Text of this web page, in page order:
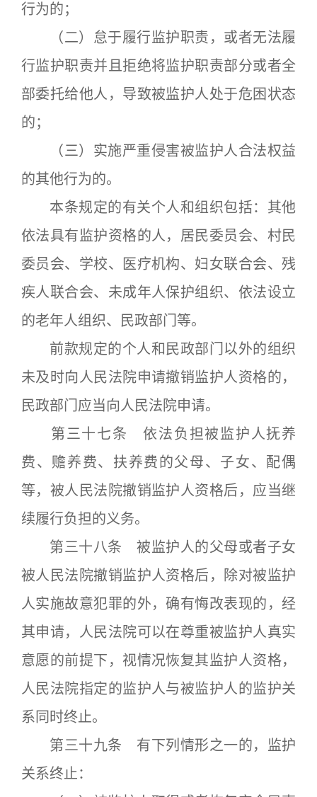
行为的；
（二）怠于履行监护职责，或者无法履
行监护职责并且拒绝将监护职责部分或者全
部委托给他人，导致被监护人处于危困状态
的；
（三）实施严重侵害被监护人合法权益
的其他行为的。
本条规定的有关个人和组织包括：其他
依法具有监护资格的人，居民委员会、村民
委员会、学校、医疗机构、妇女联合会、残
疾人联合会、未成年人保护组织、依法设立
的老年人组织、民政部门等。
前款规定的个人和民政部门以外的组织
未及时向人民法院申请撤销监护人资格的，
民政部门应当向人民法院申请。
第三十七条 依法负担被监护人抚养
费、赡养费、扶养费的父母、子女、配偶
等，被人民法院撤销监护人资格后，应当继
续履行负担的义务。
第三十八条 被监护人的父母或者子女
被人民法院撤销监护人资格后，除对被监护
人实施故意犯罪的外，确有悔改表现的，经
其申请，人民法院可以在尊重被监护人真实
意愿的前提下，视情况恢复其监护人资格，
人民法院指定的监护人与被监护人的监护关
系同时终止。
第三十九条 有下列情形之一的，监护
关系终止：